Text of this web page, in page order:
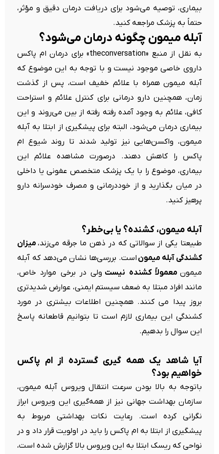
بیماری، توصیه می‌شود برای دریافت درمان دقیق و مؤثر،
حتماً به پزشک مراجعه کنید.
آبله میمون چگونه درمان می‌شود؟
به نقل از منبع «theconversation» برای درمان ام پاکس
داروی خاصی موجود نیست و با توجه به این موضوع که
آبله میمون همراه با علائم خفیف است، پس از گذشت
زمان، همچنین دارو درمانی برای کنترل علائم و استراحت
کافی، علائم به وجود آمده رفته رفته از بین می‌روند و این
بیماری درمان می‌شود، البته برای پیشگیری از ابتلا به آبله
میمون، واکسن‌هایی نیز تولید شدند تا روند شیوع ام
پاکس را کاهش دهند. درصورت مشاهده علائم این
بیماری، موضوع را با یک پزشک متخصص عفونی یا داخلی
در میان بگذارید و از خوددرمانی و مصرف خودسرانه دارو
پرهیز کنید.
آبله میمون، کشنده؟ یا بی‌خطر؟
طبیعتا یکی از سوالاتی که در ذهن ما جرقه می‌زند، میزان
کشندگی آبله میمون است. بررسی‌ها نشان می‌دهد که آبله
میمون معمولاً کشنده نیست ولی در برخی موارد خاص،
مانند افراد مبتلا به ضعف سیستم ایمنی، عوارض شدیدتری
بروز پیدا می کنند. همچنین اطلاعات بیشتری در مورد
کشندگی این بیماری لازم است تا بتوانیم قاطعانه پاسخ
این سوال را بدهیم.
آیا شاهد یک همه گیری گسترده از ام پاکس
خواهیم بود؟
باتوجه به بالا بودن سرعت انتقال ویروس آبله میمون،
سازمان بهداشت جهانی نیز از همه‌گیری این ویروس ابراز
نگرانی کرده است. رعایت نکات بهداشتی مربوط به
پیشگیری از ابتلا به ام پاکس را باید در اولویت قرار داد و در
نواحی که ریسک ابتلا به این ویروس بالا گزارش شده است،